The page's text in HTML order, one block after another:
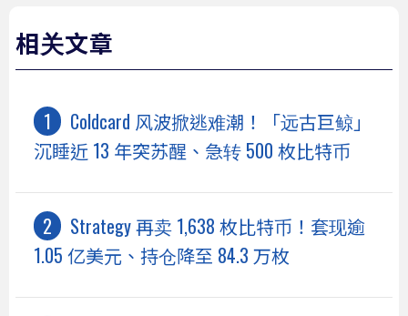
相关文章
Coldcard 风波掀逃难潮！「远古巨鲸」
沉睡近 13 年突苏醒、急转 500 枚比特币
Strategy 再卖 1,638 枚比特币！套现逾
1.05 亿美元、持仓降至 84.3 万枚